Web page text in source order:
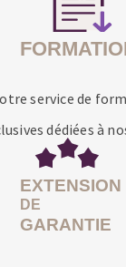
service de
dédiées à